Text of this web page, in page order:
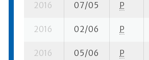
2016 07/05 P
2016 02/06 P
2016 05/06 P